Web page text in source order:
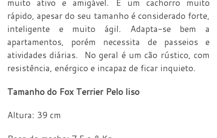
muito ativo e amigável. É um cachorro muito
rápido, apesar do seu tamanho é considerado forte,
inteligente e muito ágil. Adapta-se bem a
apartamentos, porém necessita de passeios e
atividades diárias. No geral é um cão rústico, com
resistência, enérgico e incapaz de ficar inquieto.
Tamanho do Fox Terrier Pelo liso
Altura: 39 cm